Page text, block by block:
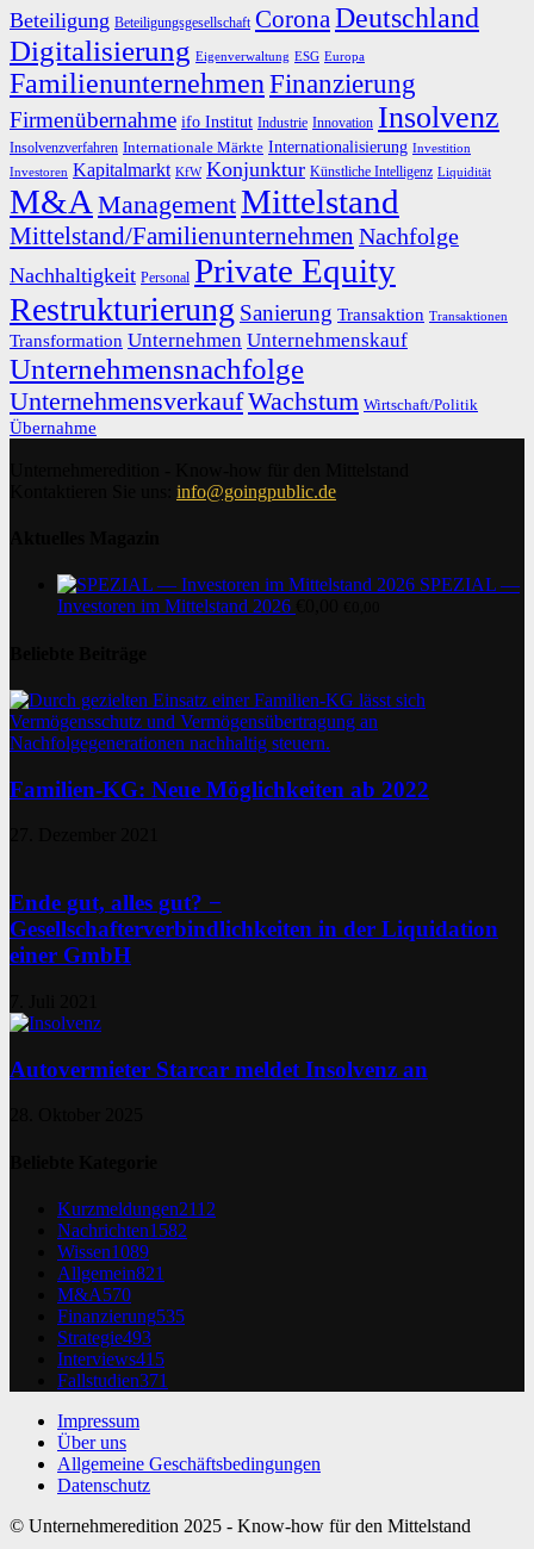
Beteiligung Beteiligungsgesellschaft CoronaDeutschland
Digitalisierung Eigenverwaltung ESG Europa
Familienunternehmen Finanzierung
Firmenübernahme ifo Institut Industrie Innovation Insolvenz
Insolvenzverfahren Internationale Märkte Internationalisierung Investition
Investoren Kapitalmarkt KfW Konjunktur Künstliche Intelligenz Liquidität
M&A ManagementMittelstand
Mittelstand/Familienunternehmen Nachfolge
Nachhaltigkeit Personal Private Equity
Restrukturierung Sanierung Transaktion Transaktionen
Transformation Unternehmen Unternehmenskauf
Unternehmensnachfolge
UnternehmensverkaufWachstum Wirtschaft/Politik
Übernahme
info@goingpublic.de
SPEZIAL —
Investoren im Mittelstand 2026
Familien-KG: Neue Möglichkeiten ab 2022
Ende gut, alles gut? −
Gesellschafterverbindlichkeiten in der Liquidation
einer GmbH
Autovermieter Starcar meldet Insolvenz an
Kurzmeldungen2112
Nachrichten1582
Wissen1089
Allgemein821
M&A570
Finanzierung535
Strategie493
Interviews415
Fallstudien371
Impressum
Über uns
Allgemeine Geschäftsbedingungen
Datenschutz
© Unternehmeredition 2025 - Know-how für den Mittelstand